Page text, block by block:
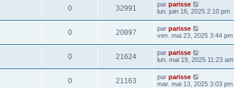
0 32991 par parisse
lun. juin 16, 2025 2:10 pm
0 20897 par parisse
ven. mai 23, 2025 3:44 pm
0 21624 par parisse
lun. mai 19, 2025 11:23 am
0 21163 par parisse
mar. mai 13, 2025 3:03 pm